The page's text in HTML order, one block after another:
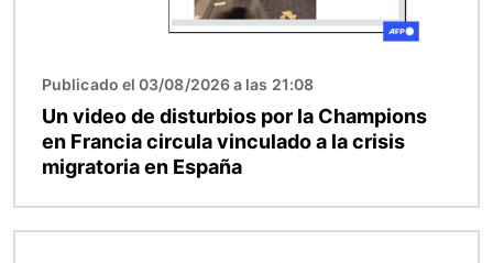
Publicado el 03/08/2026 a las 21:08
Un video de disturbios por la Champions
en Francia circula vinculado a la crisis
migratoria en España